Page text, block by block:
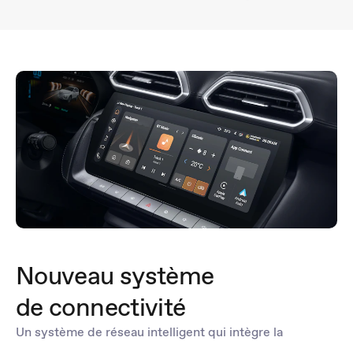
Nouveau système
de connectivité
Un système de réseau intelligent qui intègre la